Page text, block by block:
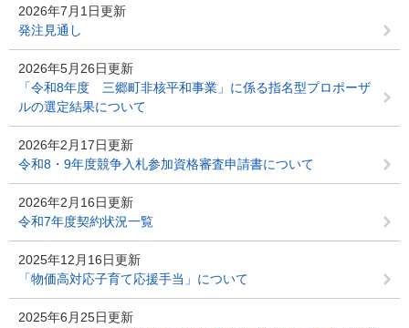
2026年7月1日更新
発注見通し
2026年5月26日更新
「令和8年度 三郷町非核平和事業」に係る指名型プロポーザ
ルの選定結果について
2026年2月17日更新
令和8・9年度競争入札参加資格審査申請書について
2026年2月16日更新
令和7年度契約状況一覧
2025年12月16日更新
「物価高対応子育て応援手当」について
2025年6月25日更新